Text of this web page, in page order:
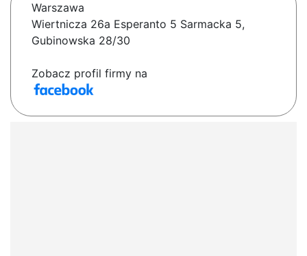
Warszawa
Wiertnicza 26a Esperanto 5 Sarmacka 5,
Gubinowska 28/30
Zobacz profil firmy na